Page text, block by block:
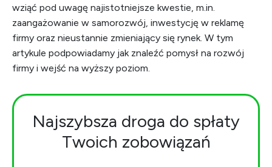
wziąć pod uwagę najistotniejsze kwestie, m.in.
zaangażowanie w samorozwój, inwestycję w reklamę
firmy oraz nieustannie zmieniający się rynek. W tym
artykule podpowiadamy jak znaleźć pomysł na rozwój
firmy i wejść na wyższy poziom.
Najszybsza droga do spłaty
Twoich zobowiązań